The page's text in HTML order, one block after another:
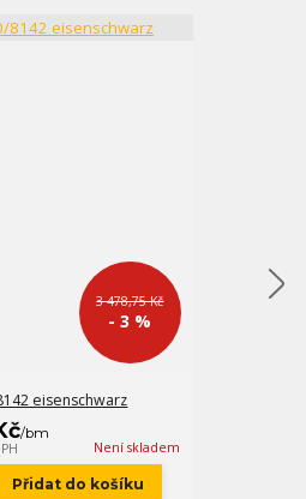
3 478,75 Kč
- 3 %
eisenschwarz
/bm
Není skladem
Přidat do košíku